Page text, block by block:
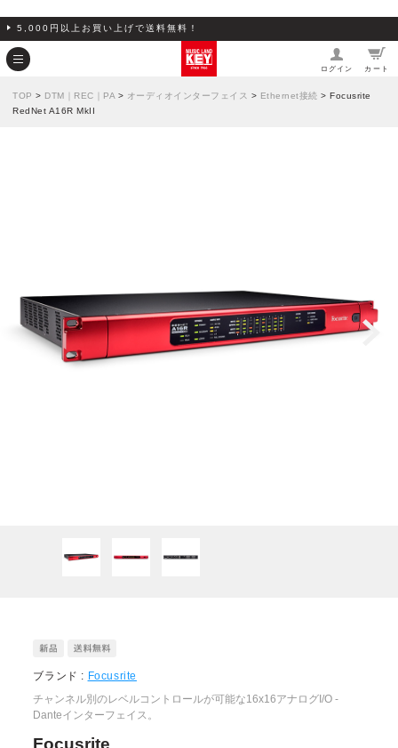
5,000円以上お買い上げで送料無料！
ログイン カート
TOP > DTM｜REC｜PA > オーディオインターフェイス > Ethernet接続 > Focusrite
RedNet A16R MkII
ブランド : Focusrite
チャンネル別のレベルコントロールが可能な16x16アナログI/O -
Danteインターフェイス。